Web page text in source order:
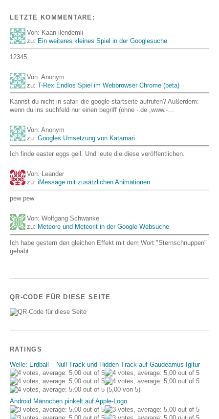
LETZTE KOMMENTARE:
Von: Kaan ilendemli
zu: Ein weiteres kleines Spiel in der Googlesuche
12345
Von: Anonym
zu: T-Rex Endlos Spiel im Webbrowser Chrome (beta)
Kannst du nicht in safari die google startseite aufrufen? Außerdem:
wenn du ins suchfeld nur einen begriff (ohne -.de ,www.-…
Von: Anonym
zu: Googles Umsetzung von Katamari
Ich finde easter eggs geil. Und leute die diese veröffentlichen.
Von: Leander
zu: iMessage mit zusätzlichen Animationen
pew pew
Von: Wolfgang Schwanke
zu: Meteore und Meteorit in der Google Websuche
Ich habe gestern den gleichen Effekt mit dem Wort "Sternschnuppen"
gehabt
QR-CODE FÜR DIESE SEITE
RATINGS
Welle: Erdball – Null-Track und Hidden Track auf Gaudeamus Igitur
(5,00 von 5)
Android Männchen pinkelt auf Apple-Logo